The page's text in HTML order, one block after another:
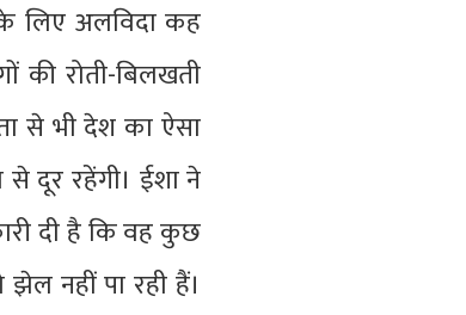
लिए अलविदा कह
की रोती-बिलखती
से भी देश का ऐसा
से दूर रहेंगी। ईशा ने
दी है कि वह कुछ
नहीं पा रही हैं।